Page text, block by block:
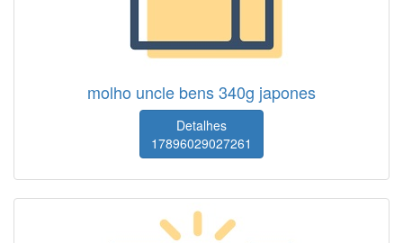
molho uncle bens 340g japones
Detalhes
17896029027261